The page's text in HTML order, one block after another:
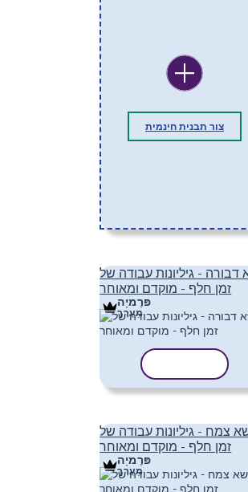
צור תבנית חינמית
דבורה - גיליונות עבודה של
זמן חלף - מוקדם ומאוחר
פּרֶמיָה
מַעֲרָך
צמח - גיליונות עבודה של
זמן חלף - מוקדם ומאוחר
פּרֶמיָה
מַעֲרָך